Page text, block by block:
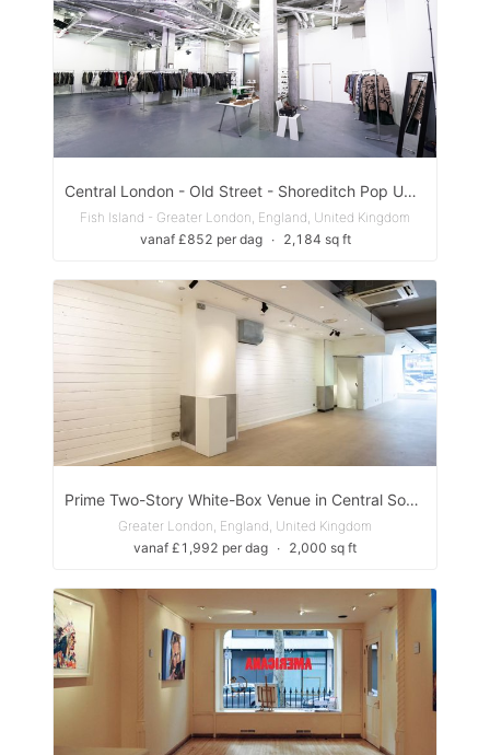
Central London - Old Street - Shoreditch Pop Up,Storefront, Art Gallery or Event Space
Fish Island - Greater London, England, United Kingdom
vanaf £852 per dag
∙ 2,184 sq ft
Prime Two-Story White-Box Venue in Central Soho — Ideal for Retail, Events & Showcases
Greater London, England, United Kingdom
vanaf £1,992 per dag ∙ 2,000 sq ft